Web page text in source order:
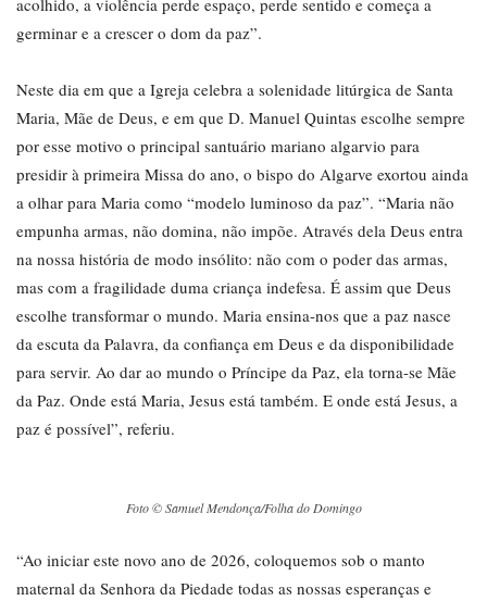
acolhido, a violência perde espaço, perde sentido e começa a
germinar e a crescer o dom da paz”.
Neste dia em que a Igreja celebra a solenidade litúrgica de Santa
Maria, Mãe de Deus, e em que D. Manuel Quintas escolhe sempre
por esse motivo o principal santuário mariano algarvio para
presidir à primeira Missa do ano, o bispo do Algarve exortou ainda
a olhar para Maria como “modelo luminoso da paz”. “Maria não
empunha armas, não domina, não impõe. Através dela Deus entra
na nossa história de modo insólito: não com o poder das armas,
mas com a fragilidade duma criança indefesa. É assim que Deus
escolhe transformar o mundo. Maria ensina-nos que a paz nasce
da escuta da Palavra, da confiança em Deus e da disponibilidade
para servir. Ao dar ao mundo o Príncipe da Paz, ela torna-se Mãe
da Paz. Onde está Maria, Jesus está também. E onde está Jesus, a
paz é possível”, referiu.
Foto © Samuel Mendonça/Folha do Domingo
“Ao iniciar este novo ano de 2026, coloquemos sob o manto
maternal da Senhora da Piedade todas as nossas esperanças e